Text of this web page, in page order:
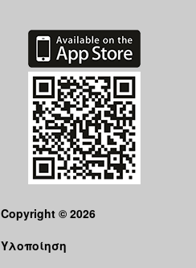
Copyright © 2026
Υλοποίηση